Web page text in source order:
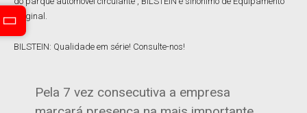
Original.
BILSTEIN: Qualidade em série! Consulte-nos!
Pela 7 vez consecutiva a empresa